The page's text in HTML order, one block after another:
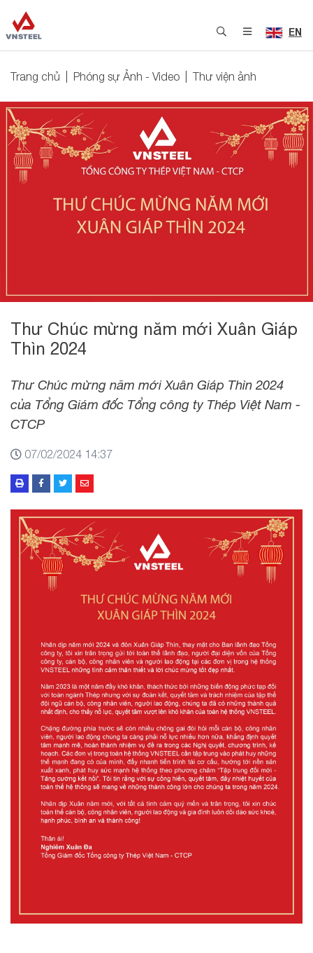
EN
Trang chủ Phóng sự Ảnh - Video Thư viện ảnh
Thư Chúc mừng năm mới Xuân Giáp
Thìn 2024
Thư Chúc mừng năm mới Xuân Giáp Thìn 2024
của Tổng Giám đốc Tổng công ty Thép Việt Nam -
CTCP
07/02/2024 14:37